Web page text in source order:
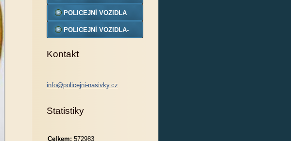
MODELY
POLICEJNÍ VOZIDLA
POLICEJNÍ VOZIDLA-
Kontakt
info@policejni-nasivky.cz
Statistiky
Celkem: 572983